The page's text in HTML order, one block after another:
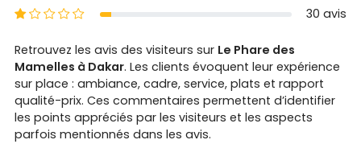
1 étoiles
30 avis
Retrouvez les avis des visiteurs sur Le Phare des
Mamelles à Dakar. Les clients évoquent leur expérience
sur place : ambiance, cadre, service, plats et rapport
qualité-prix. Ces commentaires permettent d’identifier
les points appréciés par les visiteurs et les aspects
parfois mentionnés dans les avis.